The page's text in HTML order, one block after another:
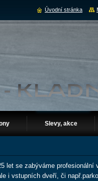
Slevy, akce
let se zabýváme profesionální
i vstupních dveří, či
Úvodní stránka